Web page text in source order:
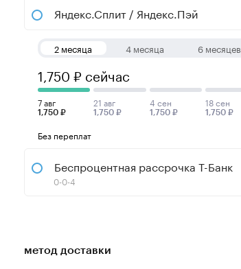
Яндекс.Сплит / Яндекс.Пэй
2 месяца 4 месяца 6 месяцев
1,750 ₽ сейчас
7 авг
1,750 ₽
21 авг
1,750 ₽
4 сен
1,750 ₽
18 сен
1,750 ₽
Без переплат
Беспроцентная рассрочка Т-Банк
0-0-4
метод доставки